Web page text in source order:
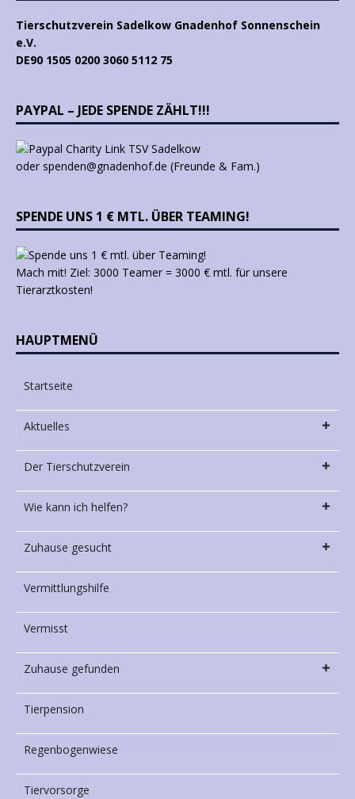
Tierschutzverein Sadelkow Gnadenhof Sonnenschein
e.V.
DE90 1505 0200 3060 5112 75
PAYPAL – JEDE SPENDE ZÄHLT!!!
oder spenden@gnadenhof.de (Freunde & Fam.)
SPENDE UNS 1 € MTL. ÜBER TEAMING!
Mach mit! Ziel: 3000 Teamer = 3000 € mtl. für unsere
Tierarztkosten!
HAUPTMENÜ
Startseite
Aktuelles
Der Tierschutzverein
Wie kann ich helfen?
Zuhause gesucht
Vermittlungshilfe
Vermisst
Zuhause gefunden
Tierpension
Regenbogenwiese
Tiervorsorge